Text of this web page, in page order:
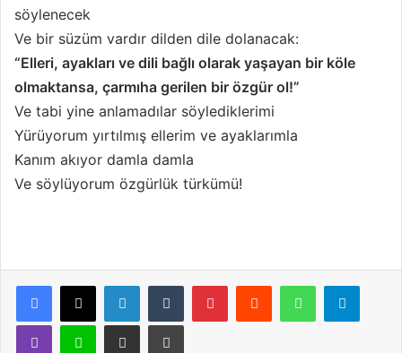
söylenecek
Ve bir süzüm vardır dilden dile dolanacak:
“Elleri, ayakları ve dili bağlı olarak yaşayan bir köle
olmaktansa, çarmıha gerilen bir özgür ol!”
Ve tabi yine anlamadılar söylediklerimi
Yürüyorum yırtılmış ellerim ve ayaklarımla
Kanım akıyor damla damla
Ve söylüyorum özgürlük türkümü!
WhatsApp